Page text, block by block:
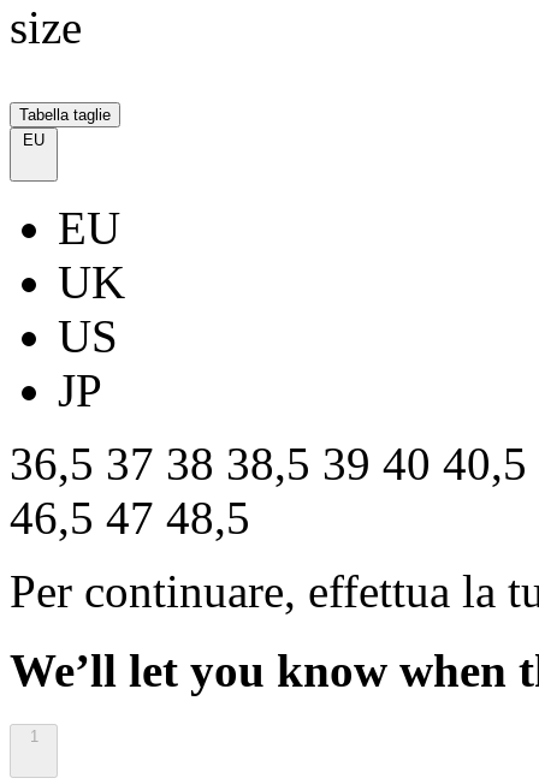
size
Tabella taglie
EU
EU
UK
US
JP
36,5 37 38 38,5 39 40 40,5
46,5 47 48,5
Per continuare, effettua la
We’ll let you know when
1